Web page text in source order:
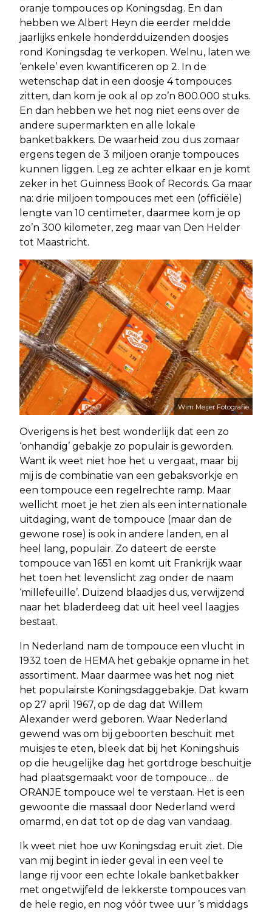
oranje tompouces op Koningsdag. En dan
hebben we Albert Heyn die eerder meldde
jaarlijks enkele honderdduizenden doosjes
rond Koningsdag te verkopen. Welnu, laten we
‘enkele’ even kwantificeren op 2. In de
wetenschap dat in een doosje 4 tompouces
zitten, dan kom je ook al op zo’n 800.000 stuks.
En dan hebben we het nog niet eens over de
andere supermarkten en alle lokale
banketbakkers. De waarheid zou dus zomaar
ergens tegen de 3 miljoen oranje tompouces
kunnen liggen. Leg ze achter elkaar en je komt
zeker in het Guinness Book of Records. Ga maar
na: drie miljoen tompouces met een (officiële)
lengte van 10 centimeter, daarmee kom je op
zo’n 300 kilometer, zeg maar van Den Helder
tot Maastricht.
Wim Meijer Fotografie
Overigens is het best wonderlijk dat een zo
‘onhandig’ gebakje zo populair is geworden.
Want ik weet niet hoe het u vergaat, maar bij
mij is de combinatie van een gebaksvorkje en
een tompouce een regelrechte ramp. Maar
wellicht moet je het zien als een internationale
uitdaging, want de tompouce (maar dan de
gewone rose) is ook in andere landen, en al
heel lang, populair. Zo dateert de eerste
tompouce van 1651 en komt uit Frankrijk waar
het toen het levenslicht zag onder de naam
‘millefeuille’. Duizend blaadjes dus, verwijzend
naar het bladerdeeg dat uit heel veel laagjes
bestaat.
In Nederland nam de tompouce een vlucht in
1932 toen de HEMA het gebakje opname in het
assortiment. Maar daarmee was het nog niet
het populairste Koningsdaggebakje. Dat kwam
op 27 april 1967, op de dag dat Willem
Alexander werd geboren. Waar Nederland
gewend was om bij geboorten beschuit met
muisjes te eten, bleek dat bij het Koningshuis
op die heugelijke dag het gortdroge beschuitje
had plaatsgemaakt voor de tompouce… de
ORANJE tompouce wel te verstaan. Het is een
gewoonte die massaal door Nederland werd
omarmd, en dat tot op de dag van vandaag.
Ik weet niet hoe uw Koningsdag eruit ziet. Die
van mij begint in ieder geval in een veel te
lange rij voor een echte lokale banketbakker
met ongetwijfeld de lekkerste tompouces van
de hele regio, en nog vóór twee uur ’s middags